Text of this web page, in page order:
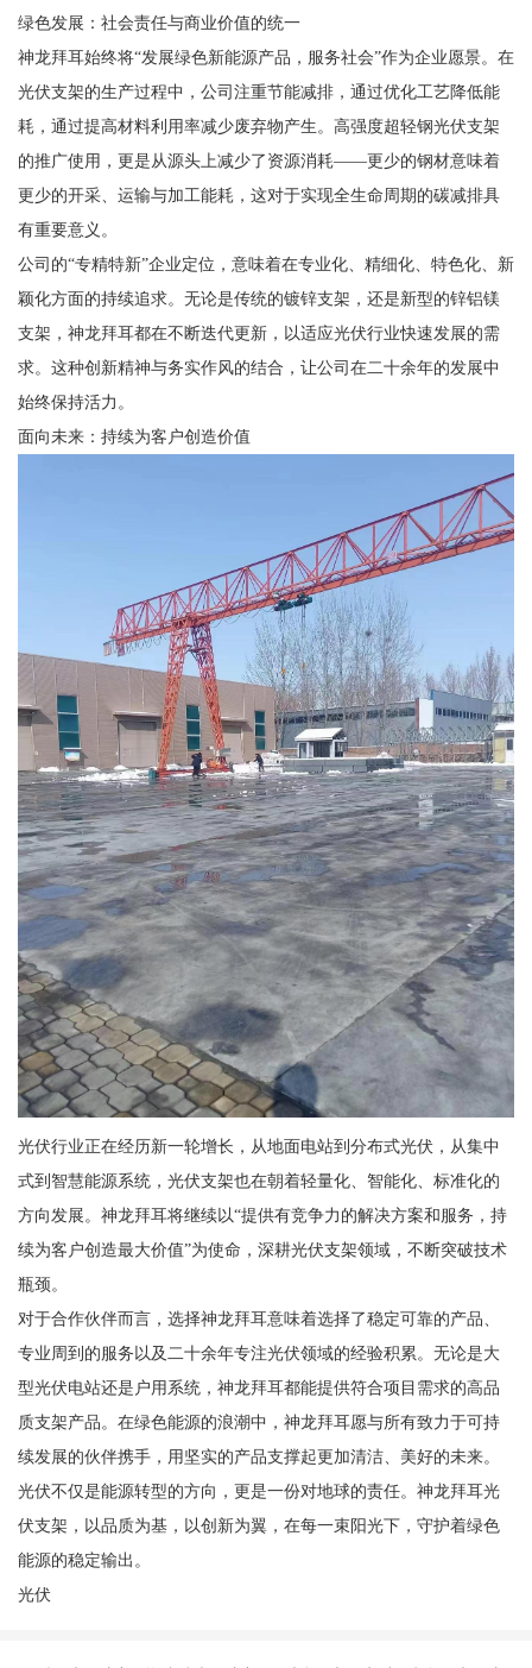
绿色发展：社会责任与商业价值的统一
神龙拜耳始终将“发展绿色新能源产品，服务社会”作为企业愿景。在
光伏支架的生产过程中，公司注重节能减排，通过优化工艺降低能
耗，通过提高材料利用率减少废弃物产生。高强度超轻钢光伏支架
的推广使用，更是从源头上减少了资源消耗——更少的钢材意味着
更少的开采、运输与加工能耗，这对于实现全生命周期的碳减排具
有重要意义。
公司的“专精特新”企业定位，意味着在专业化、精细化、特色化、新
颖化方面的持续追求。无论是传统的镀锌支架，还是新型的锌铝镁
支架，神龙拜耳都在不断迭代更新，以适应光伏行业快速发展的需
求。这种创新精神与务实作风的结合，让公司在二十余年的发展中
始终保持活力。
面向未来：持续为客户创造价值
光伏行业正在经历新一轮增长，从地面电站到分布式光伏，从集中
式到智慧能源系统，光伏支架也在朝着轻量化、智能化、标准化的
方向发展。神龙拜耳将继续以“提供有竞争力的解决方案和服务，持
续为客户创造最大价值”为使命，深耕光伏支架领域，不断突破技术
瓶颈。
对于合作伙伴而言，选择神龙拜耳意味着选择了稳定可靠的产品、
专业周到的服务以及二十余年专注光伏领域的经验积累。无论是大
型光伏电站还是户用系统，神龙拜耳都能提供符合项目需求的高品
质支架产品。在绿色能源的浪潮中，神龙拜耳愿与所有致力于可持
续发展的伙伴携手，用坚实的产品支撑起更加清洁、美好的未来。
光伏不仅是能源转型的方向，更是一份对地球的责任。神龙拜耳光
伏支架，以品质为基，以创新为翼，在每一束阳光下，守护着绿色
能源的稳定输出。
光伏